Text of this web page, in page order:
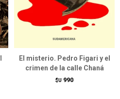
El misterio. Pedro Figari y el
crimen de la calle Chaná
$U 990